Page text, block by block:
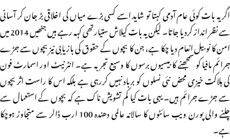
اگر یہ بات کوئی عام آدمی کہتا تو شاید اسے کسی بڑے میاں کی اخلاقی بڑ جان کر آسانی
سے نظر انداز کردیا جاتا۔ لیکن یہ بات کیلاش ستیارتھی کہہ رہے ہیں جنھیں 2014 میں
امن کا نوبیل انعام دیا چکا ہے، جن کا بچوں کے حقوق کی بازیابی نیز بچوں سے جڑے
جرائم مافیا کو سمجھنے کا بیسیوں برسوں کا وسیع تجربہ ہے۔ انٹرنیٹ اور اسمارٹ فون
کی ہلاکت خیزی محض نئی نسلوں کو برباد نہیں کررہی ہے بلکہ اس کا راست اثر بچوں
سے جڑے جرائم ہیں۔ یہی بات کیا کم تشویش ناک ہے کہ بچوں کے استعمال سے
چلنے والی پورن ویب سائٹوں کا سالانہ عالمی دھندہ 100 ارب ڈالر سے متجاوز ہوچکا
ہے۔